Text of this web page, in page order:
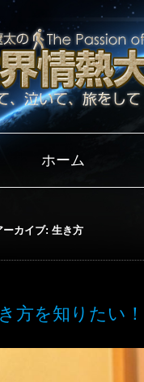
ホーム
ーカイブ: 生き方
方を知りたい